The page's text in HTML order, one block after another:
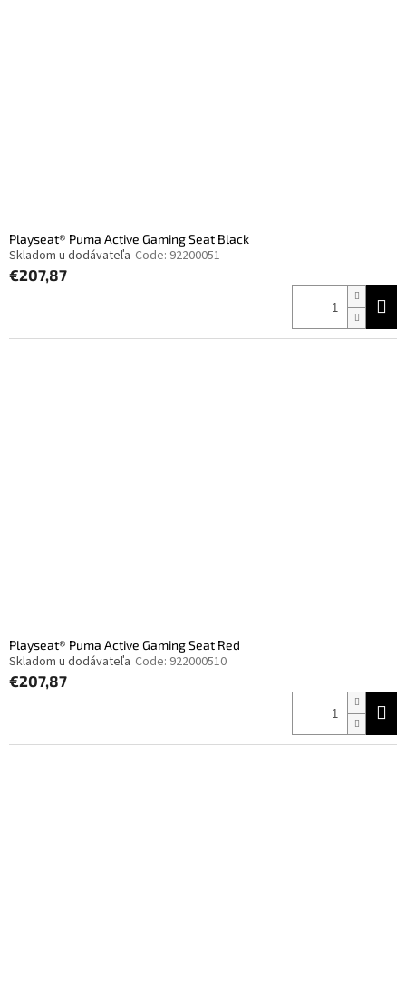
Playseat® Puma Active Gaming Seat Black
Skladom u dodávateľa Code: 92200051
€207,87
Playseat® Puma Active Gaming Seat Red
Skladom u dodávateľa Code: 922000510
€207,87